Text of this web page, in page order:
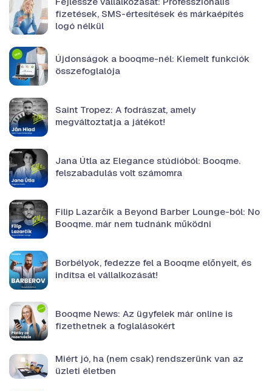
fizetések, SMS-értesítések és márkaépítés
logó nélkül
Újdonságok a booqme-nél: Kiemelt funkciók
összefoglalója
Saint Tropez: A fodrászat, amely
megváltoztatja a játékot!
Jana Útla az Elegance stúdióból: Booqme.
felszabadulás volt számomra
Filip Lazarčík a Beyond Barber Lounge-ból: No
Booqme. már nem tudnánk működni
Borbélyok, fedezze fel a Booqme előnyeit, és
indítsa el vállalkozását!
Booqme News: Az ügyfelek már online is
fizethetnek a foglalásokért
Miért jó, ha (nem csak) rendszerünk van az
üzleti életben